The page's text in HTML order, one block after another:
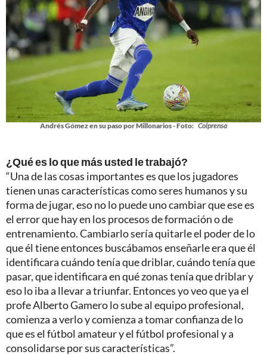
Andrés Gómez en su paso por Millonarios - Foto: Colprensa
¿Qué es lo que más usted le trabajó?
“Una de las cosas importantes es que los jugadores
tienen unas características como seres humanos y su
forma de jugar, eso no lo puede uno cambiar que ese es
el error que hay en los procesos de formación o de
entrenamiento. Cambiarlo sería quitarle el poder de lo
que él tiene entonces buscábamos enseñarle era que él
identificara cuándo tenía que driblar, cuándo tenía que
pasar, que identificara en qué zonas tenía que driblar y
eso lo iba a llevar a triunfar. Entonces yo veo que ya el
profe Alberto Gamero lo sube al equipo profesional,
comienza a verlo y comienza a tomar confianza de lo
que es el fútbol amateur y el fútbol profesional y a
consolidarse por sus características”.